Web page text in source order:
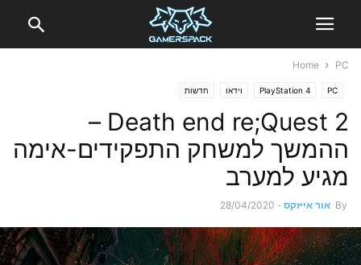
Home PC
PC
PlayStation 4 וידאו חדשות
Death end re;Quest 2 –
ההמשך למשחק התפקידים-אימה
מגיע למערב
By אור אייזקס -
28/04/2020